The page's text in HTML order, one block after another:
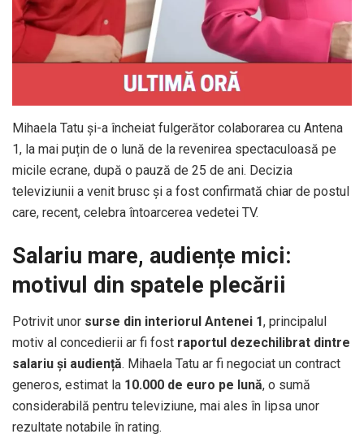
Mihaela Tatu și-a încheiat fulgerător colaborarea cu Antena
1, la mai puțin de o lună de la revenirea spectaculoasă pe
micile ecrane, după o pauză de 25 de ani. Decizia
televiziunii a venit brusc și a fost confirmată chiar de postul
care, recent, celebra întoarcerea vedetei TV.
Salariu mare, audiențe mici:
motivul din spatele plecării
Potrivit unor surse din interiorul Antenei 1, principalul
motiv al concedierii ar fi fost raportul dezechilibrat dintre
salariu și audiență. Mihaela Tatu ar fi negociat un contract
generos, estimat la 10.000 de euro pe lună, o sumă
considerabilă pentru televiziune, mai ales în lipsa unor
rezultate notabile în rating.